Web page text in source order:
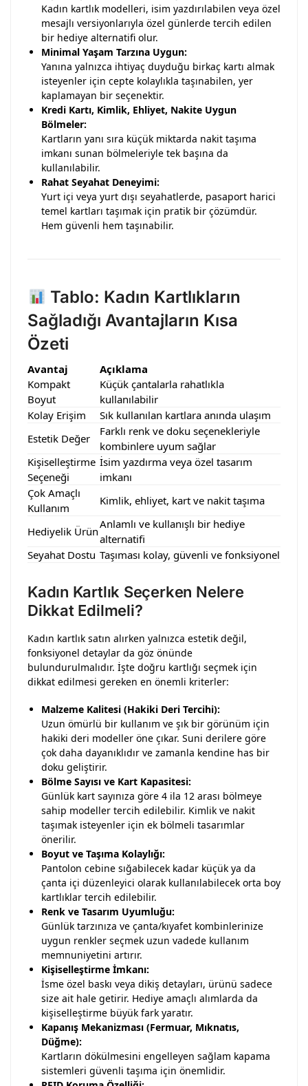
Kadın kartlık modelleri, isim yazdırılabilen veya özel
mesajlı versiyonlarıyla özel günlerde tercih edilen
bir hediye alternatifi olur.
Minimal Yaşam Tarzına Uygun:
Yanına yalnızca ihtiyaç duyduğu birkaç kartı almak
isteyenler için cepte kolaylıkla taşınabilen, yer
kaplamayan bir seçenektir.
Kredi Kartı, Kimlik, Ehliyet, Nakite Uygun
Bölmeler:
Kartların yanı sıra küçük miktarda nakit taşıma
imkanı sunan bölmeleriyle tek başına da
kullanılabilir.
Rahat Seyahat Deneyimi:
Yurt içi veya yurt dışı seyahatlerde, pasaport harici
temel kartları taşımak için pratik bir çözümdür.
Hem güvenli hem taşınabilir.
Tablo: Kadın Kartlıkların
Sağladığı Avantajların Kısa
Özeti
Avantaj
Açıklama
Kompakt
Boyut
Küçük çantalarla rahatlıkla
kullanılabilir
Kolay Erişim
Sık kullanılan kartlara anında ulaşım
Estetik Değer
Farklı renk ve doku seçenekleriyle
kombinlere uyum sağlar
Kişiselleştirme
Seçeneği
İsim yazdırma veya özel tasarım
imkanı
Çok Amaçlı
Kullanım
Kimlik, ehliyet, kart ve nakit taşıma
Hediyelik Ürün
Anlamlı ve kullanışlı bir hediye
alternatifi
Seyahat Dostu Taşıması kolay, güvenli ve fonksiyonel
Kadın Kartlık Seçerken Nelere
Dikkat Edilmeli?
Kadın kartlık satın alırken yalnızca estetik değil,
fonksiyonel detaylar da göz önünde
bulundurulmalıdır. İşte doğru kartlığı seçmek için
dikkat edilmesi gereken en önemli kriterler:
Malzeme Kalitesi (Hakiki Deri Tercihi):
Uzun ömürlü bir kullanım ve şık bir görünüm için
hakiki deri modeller öne çıkar. Suni derilere göre
çok daha dayanıklıdır ve zamanla kendine has bir
doku geliştirir.
Bölme Sayısı ve Kart Kapasitesi:
Günlük kart sayınıza göre 4 ila 12 arası bölmeye
sahip modeller tercih edilebilir. Kimlik ve nakit
taşımak isteyenler için ek bölmeli tasarımlar
önerilir.
Boyut ve Taşıma Kolaylığı:
Pantolon cebine sığabilecek kadar küçük ya da
çanta içi düzenleyici olarak kullanılabilecek orta boy
kartlıklar tercih edilebilir.
Renk ve Tasarım Uyumluğu:
Günlük tarzınıza ve çanta/kıyafet kombinlerinize
uygun renkler seçmek uzun vadede kullanım
memnuniyetini artırır.
Kişiselleştirme İmkanı:
İsme özel baskı veya dikiş detayları, ürünü sadece
size ait hale getirir. Hediye amaçlı alımlarda da
kişiselleştirme büyük fark yaratır.
Kapanış Mekanizması (Fermuar, Mıknatıs,
Düğme):
Kartların dökülmesini engelleyen sağlam kapama
sistemleri güvenli taşıma için önemlidir.